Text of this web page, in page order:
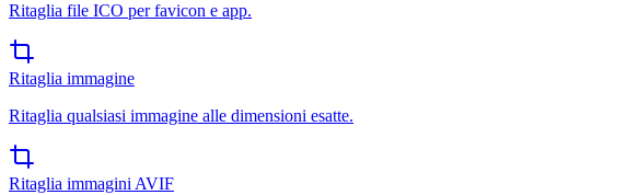
Ritaglia file ICO per favicon e app.
Ritaglia immagine
Ritaglia qualsiasi immagine alle dimensioni esatte.
Ritaglia immagini AVIF